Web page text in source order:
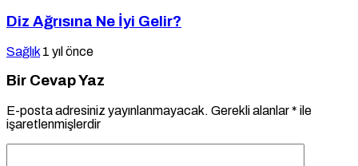
Diz Ağrısına Ne İyi Gelir?
Sağlık 1 yıl önce
Bir Cevap Yaz
E-posta adresiniz yayınlanmayacak. Gerekli alanlar* ile
işaretlenmişlerdir